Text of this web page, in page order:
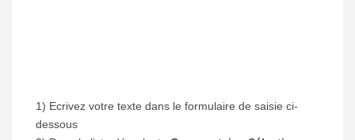
1) Ecrivez votre texte dans le formulaire de saisie ci-
dessous